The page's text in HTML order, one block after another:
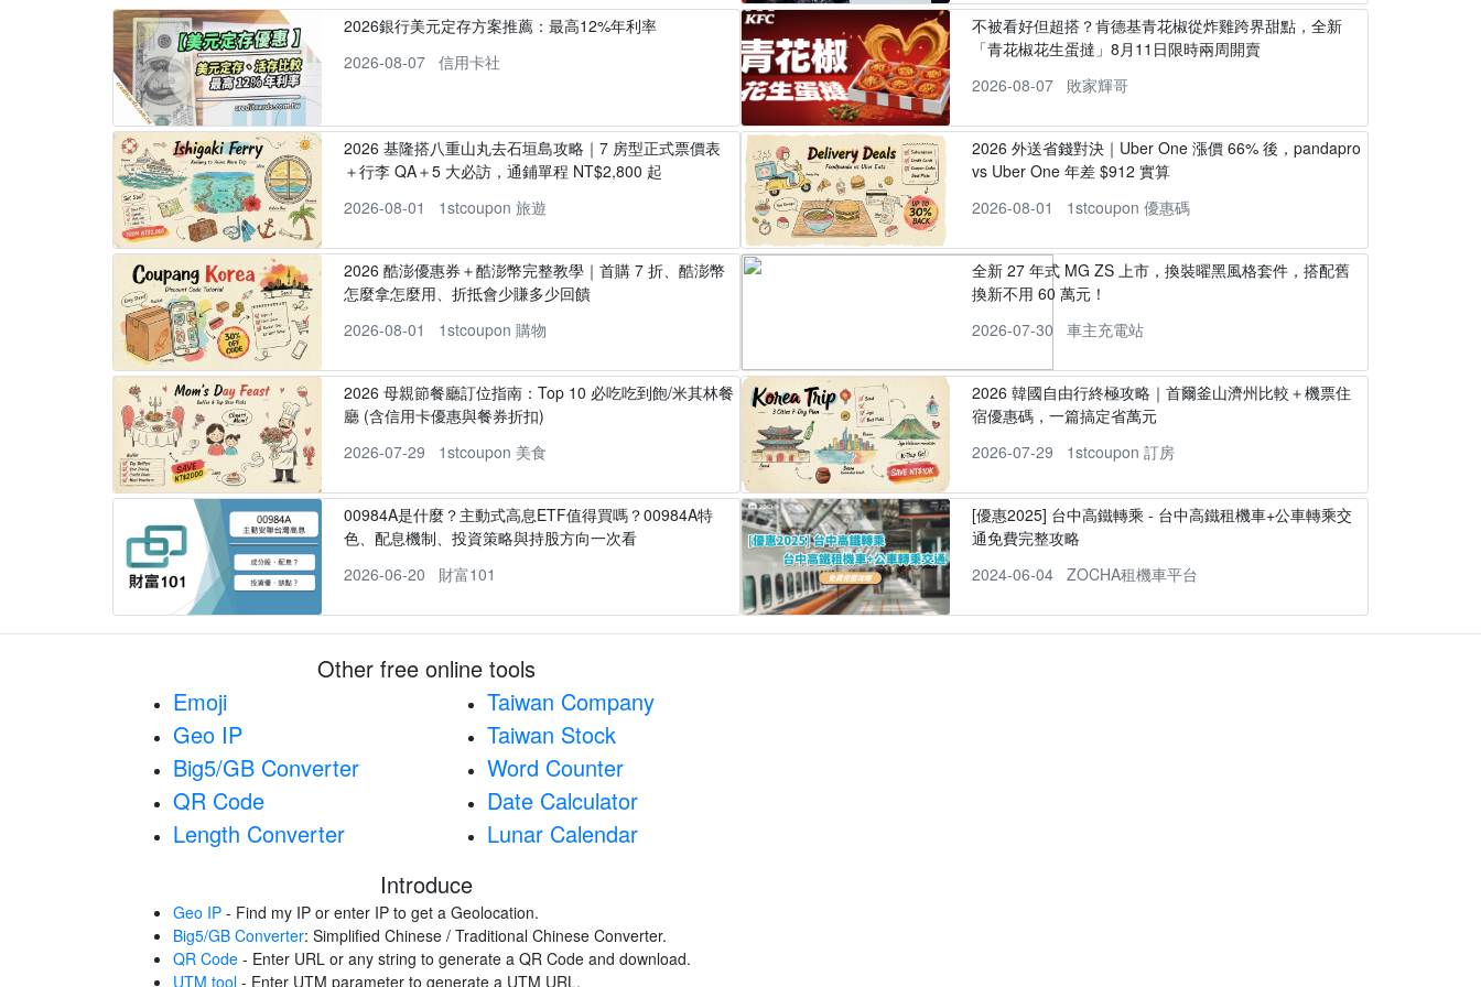
2026銀行美元定存方案推薦：最高12%年利率
2026-08-07
信用卡社
不被看好但超搭？肯德基青花椒從炸雞跨界甜點，全新
「青花椒花生蛋撻」8月11日限時兩周開賣
2026-08-07
敗家輝哥
2026 基隆搭八重山丸去石垣島攻略｜7 房型正式票價表
＋行李 QA＋5 大必訪，通鋪單程 NT$2,800 起
2026-08-01
1stcoupon 旅遊
2026 外送省錢對決｜Uber One 漲價 66% 後，pandapro
vs Uber One 年差 $912 實算
2026-08-01
1stcoupon 優惠碼
2026 酷澎優惠券＋酷澎幣完整教學｜首購 7 折、酷澎幣
怎麼拿怎麼用、折抵會少賺多少回饋
2026-08-01
1stcoupon 購物
全新 27 年式 MG ZS 上市，換裝曜黑風格套件，搭配舊
換新不用 60 萬元！
2026-07-30
車主充電站
2026 母親節餐廳訂位指南：Top 10 必吃吃到飽/米其林餐
廳 (含信用卡優惠與餐券折扣)
2026-07-29
1stcoupon 美食
2026 韓國自由行終極攻略｜首爾釜山濟州比較＋機票住
宿優惠碼，一篇搞定省萬元
2026-07-29
1stcoupon 訂房
00984A是什麼？主動式高息ETF值得買嗎？00984A特
色、配息機制、投資策略與持股方向一次看
2026-06-20
財富101
[優惠2025] 台中高鐵轉乘 - 台中高鐵租機車+公車轉乘交
通免費完整攻略
2024-06-04
ZOCHA租機車平台
Other free online tools
Emoji
Geo IP
Big5/GB Converter
QR Code
Length Converter
Taiwan Company
Taiwan Stock
Word Counter
Date Calculator
Lunar Calendar
Introduce
Geo IP - Find my IP or enter IP to get a Geolocation.
Big5/GB Converter: Simplified Chinese / Traditional Chinese Converter.
QR Code - Enter URL or any string to generate a QR Code and download.
UTM tool - Enter UTM parameter to generate a UTM URL.